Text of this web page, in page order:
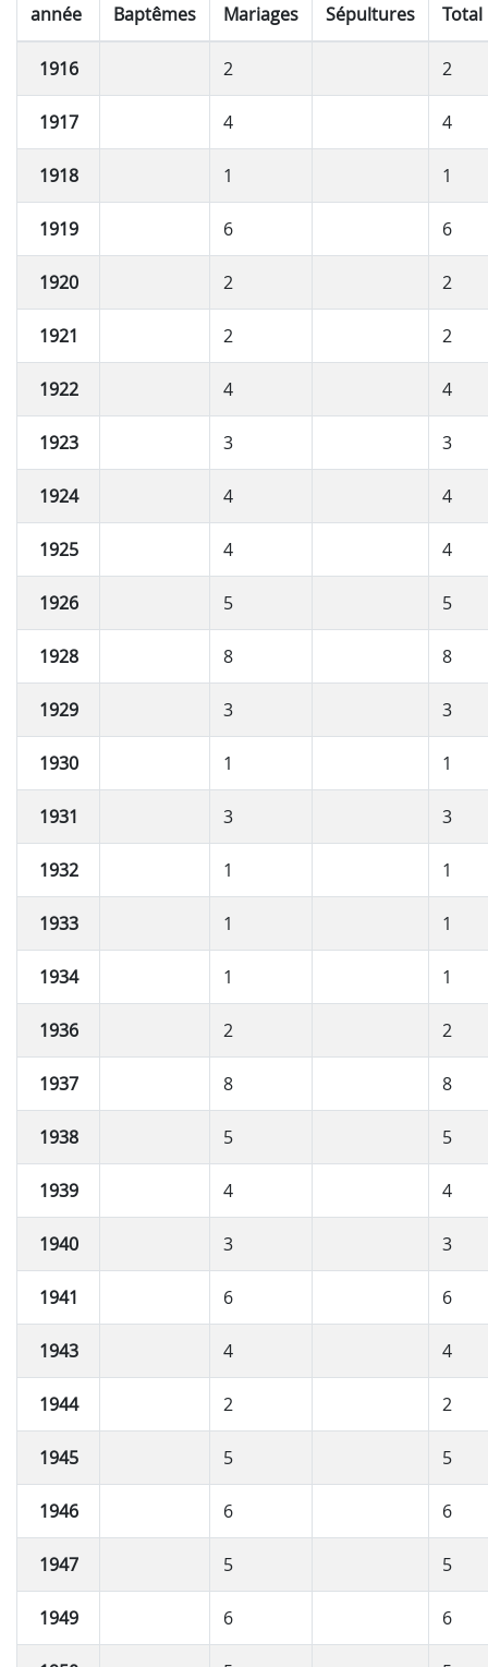
année Baptêmes Mariages Sépultures Total
1916 2 2
1917 4 4
1918 1 1
1919 6 6
1920 2 2
1921 2 2
1922 4 4
1923 3 3
1924 4 4
1925 4 4
1926 5 5
1928 8 8
1929 3 3
1930 1 1
1931 3 3
1932 1 1
1933 1 1
1934 1 1
1936 2 2
1937 8 8
1938 5 5
1939 4 4
1940 3 3
1941 6 6
1943 4 4
1944 2 2
1945 5 5
1946 6 6
1947 5 5
1949 6 6